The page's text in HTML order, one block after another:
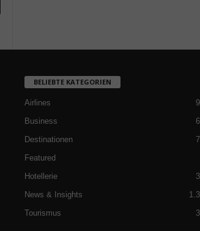
BELIEBTE KATEGORIEN
Airlines
Business
Destinationen
Featured
Hotellerie
News & Insights
Tourismus